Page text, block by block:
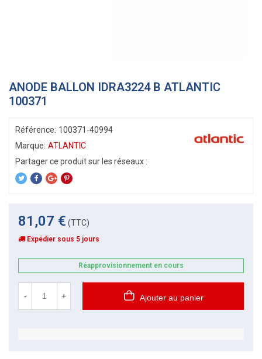
ANODE BALLON IDRA3224 B ATLANTIC
100371
Référence: 100371-40994
Marque: ATLANTIC
81,07 € (TTC)
Expédier sous 5 jours
Réapprovisionnement en cours
- + Ajouter au panier